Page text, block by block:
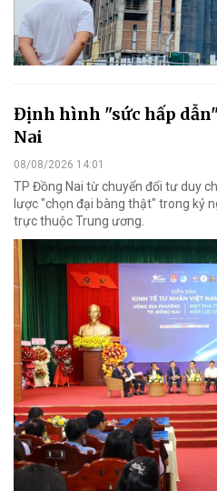
Định hình "sức hấp
Nai
08/08/2026 14:01
TP Đồng Nai từ chuyển đổi tư duy
lược "chọn đại bàng thật" trong kỷ
trực thuộc Trung ương.